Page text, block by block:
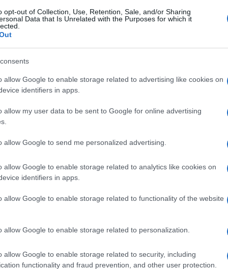
opt-out of Collection, Use, Retention, Sale, and/or Sharing
Data that Is Unrelated with the Purposes for which it
allow Google to enable storage related to advertising like cookies on
identifiers in apps.
allow my user data to be sent to Google for online advertising
allow Google to send me personalized advertising.
allow Google to enable storage related to analytics like cookies on
identifiers in apps.
allow Google to enable storage related to functionality of the website
allow Google to enable storage related to personalization.
allow Google to enable storage related to security, including
functionality and fraud prevention, and other user protection.
una forte pressione militare
di annetterla al proprio territorio
ha impedito che ciò avvenisse, e
Tuttavia il governo di Pechino ha da
minaccia militare, ha invece puntato su
trovando nell’isola interlocutori
l’ultimo presidente filocinese Ma Ying-
economici con gli ex nemici dicendosi
con la Repubblica Popolare.
che non intende far diventare il
considerando la strapotere